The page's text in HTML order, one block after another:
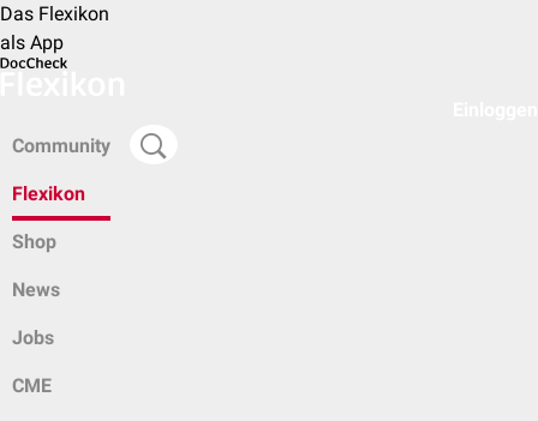
Das Flexikon
als App
Community
Flexikon
Shop
News
Jobs
CME